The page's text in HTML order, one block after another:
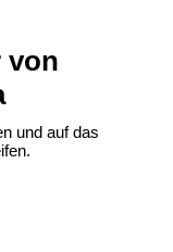
von
und auf das